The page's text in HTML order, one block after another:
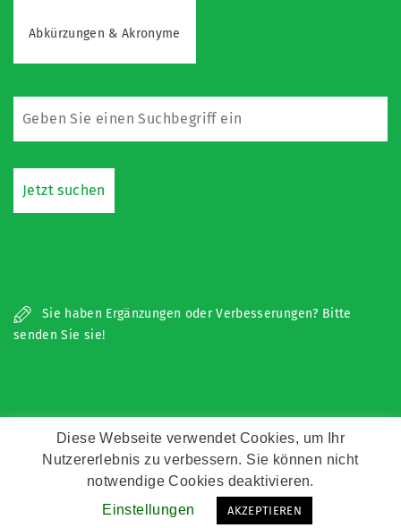
Abkürzungen & Akronyme
Sie haben Ergänzungen oder Verbesserungen? Bitte
senden Sie sie!
Copyright © Zeitz Franko Zeitz
Kontakt Impressum Datenschutz
Diese Webseite verwendet Cookies, um Ihr
Nutzererlebnis zu verbessern. Sie können nicht
notwendige Cookies deaktivieren.
Einstellungen
AKZEPTIEREN